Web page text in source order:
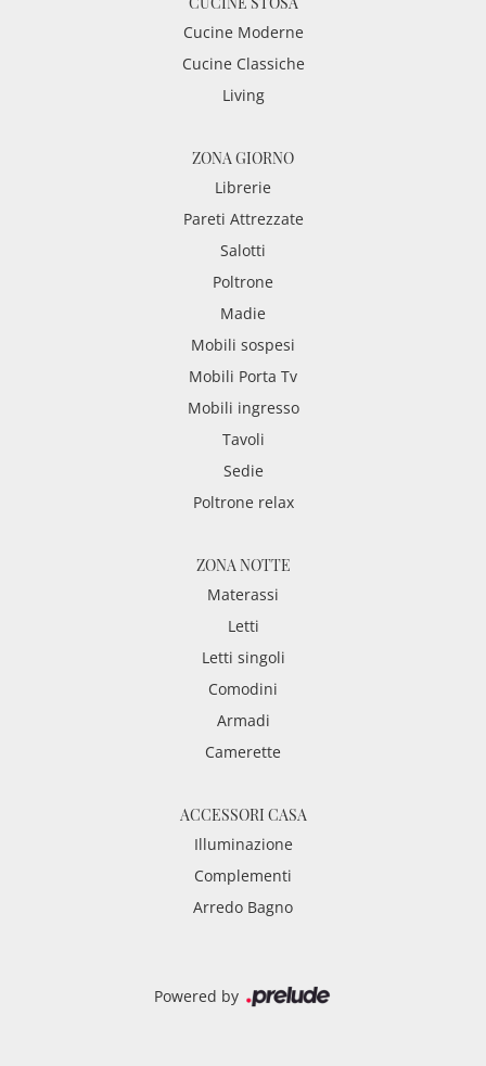
Cucine Moderne
Cucine Classiche
Living
ZONA GIORNO
Librerie
Pareti Attrezzate
Salotti
Poltrone
Madie
Mobili sospesi
Mobili Porta Tv
Mobili ingresso
Tavoli
Sedie
Poltrone relax
ZONA NOTTE
Materassi
Letti
Letti singoli
Comodini
Armadi
Camerette
ACCESSORI CASA
Illuminazione
Complementi
Arredo Bagno
Powered by